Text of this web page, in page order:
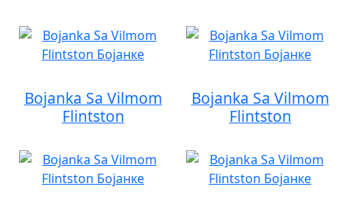
Bojanka Sa Vilmom
Flintston
Bojanka Sa Vilmom
Flintston